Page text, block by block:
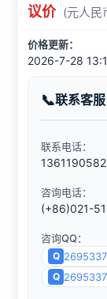
议价 (元人民
价格更新：
2026-7-28
联系客服
联系电话：
咨询电话：
(+86)021-
咨询QQ：
Q
Q